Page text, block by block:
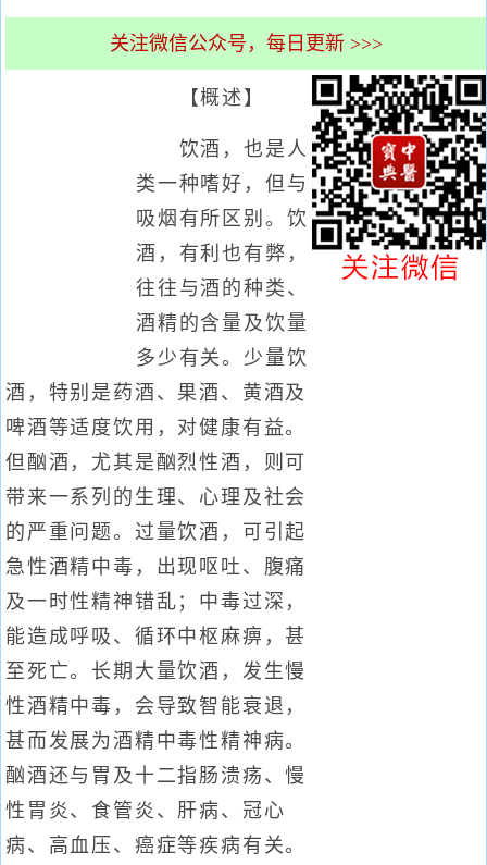
关注微信公众号，每日更新 >>>
【概述】
饮酒，也是人
类一种嗜好，但与
吸烟有所区别。饮
酒，有利也有弊，
往往与酒的种类、
酒精的含量及饮量
多少有关。少量饮
酒，特别是药酒、果酒、黄酒及
啤酒等适度饮用，对健康有益。
但酗酒，尤其是酗烈性酒，则可
带来一系列的生理、心理及社会
的严重问题。过量饮酒，可引起
急性酒精中毒，出现呕吐、腹痛
及一时性精神错乱；中毒过深，
能造成呼吸、循环中枢麻痹，甚
至死亡。长期大量饮酒，发生慢
性酒精中毒，会导致智能衰退，
甚而发展为酒精中毒性精神病。
酗酒还与胃及十二指肠溃疡、慢
性胃炎、食管炎、肝病、冠心
病、高血压、癌症等疾病有关。